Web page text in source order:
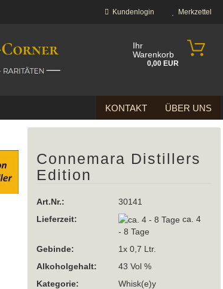
Kundenlogin
erstellen
vergessen?
Merkzettel
Ihr
Warenkorb
0,00 EUR
KONTAKT ÜBER UNS
Connemara Distillers
Edition
Art.Nr.:
30141
Lieferzeit:
ca. 4
- 8 Tage
Gebinde:
1x 0,7 Ltr.
Alkoholgehalt:
43 Vol %
Kategorie:
Whisk(e)y